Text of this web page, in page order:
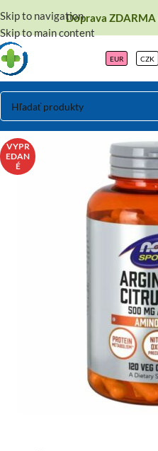
Skip to navigation
Skip to main content
Doprava ZDARMA
EUR CZK
VYPR
EDAN
É